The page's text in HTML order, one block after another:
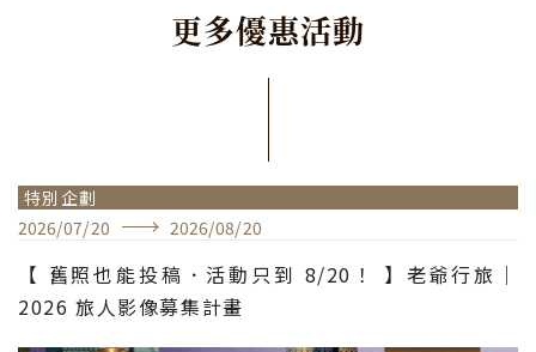
更多優惠活動
特別企劃
2026/07/20 2026/08/20
【 舊照也能投稿．活動只到 8/20！ 】老爺行旅｜
2026 旅人影像募集計畫